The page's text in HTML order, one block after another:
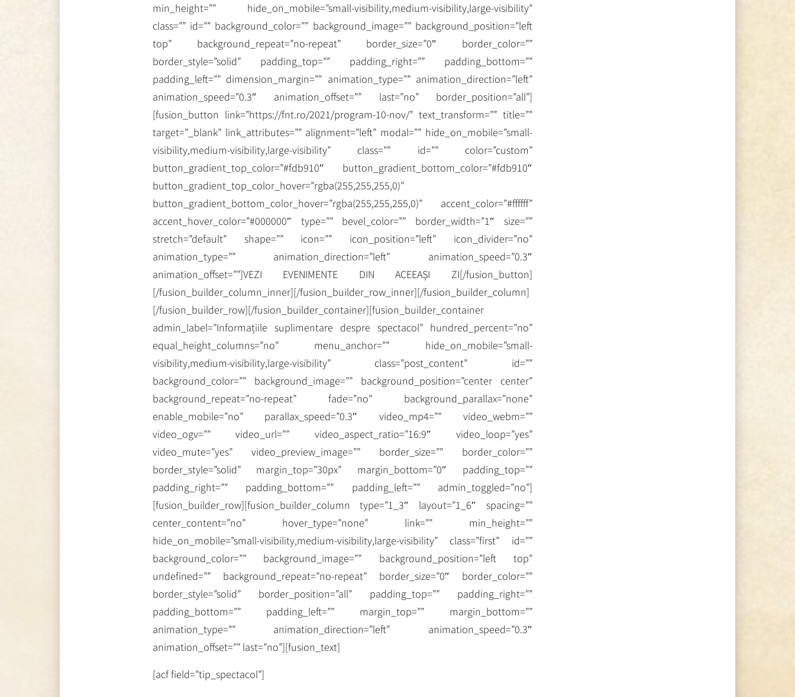
min_height=”” hide_on_mobile=”small-visibility,medium-visibility,large-visibility”
class=”” id=”” background_color=”” background_image=”” background_position=”left
top” background_repeat=”no-repeat” border_size=”0″ border_color=””
border_style=”solid” padding_top=”” padding_right=”” padding_bottom=””
padding_left=”” dimension_margin=”” animation_type=”” animation_direction=”left”
animation_speed=”0.3″ animation_offset=”” last=”no” border_position=”all”]
[fusion_button link=”https://fnt.ro/2021/program-10-nov/” text_transform=”” title=””
target=”_blank” link_attributes=”” alignment=”left” modal=”” hide_on_mobile=”small-
visibility,medium-visibility,large-visibility” class=”” id=”” color=”custom”
button_gradient_top_color=”#fdb910″ button_gradient_bottom_color=”#fdb910″
button_gradient_top_color_hover=”rgba(255,255,255,0)”
button_gradient_bottom_color_hover=”rgba(255,255,255,0)” accent_color=”#ffffff”
accent_hover_color=”#000000″ type=”” bevel_color=”” border_width=”1″ size=””
stretch=”default” shape=”” icon=”” icon_position=”left” icon_divider=”no”
animation_type=”” animation_direction=”left” animation_speed=”0.3″
animation_offset=””]VEZI EVENIMENTE DIN ACEEAȘI ZI[/fusion_button]
[/fusion_builder_column_inner][/fusion_builder_row_inner][/fusion_builder_column]
[/fusion_builder_row][/fusion_builder_container][fusion_builder_container
admin_label=”Informațiile suplimentare despre spectacol” hundred_percent=”no”
equal_height_columns=”no” menu_anchor=”” hide_on_mobile=”small-
visibility,medium-visibility,large-visibility” class=”post_content” id=””
background_color=”” background_image=”” background_position=”center center”
background_repeat=”no-repeat” fade=”no” background_parallax=”none”
enable_mobile=”no” parallax_speed=”0.3″ video_mp4=”” video_webm=””
video_ogv=”” video_url=”” video_aspect_ratio=”16:9″ video_loop=”yes”
video_mute=”yes” video_preview_image=”” border_size=”” border_color=””
border_style=”solid” margin_top=”30px” margin_bottom=”0″ padding_top=””
padding_right=”” padding_bottom=”” padding_left=”” admin_toggled=”no”]
[fusion_builder_row][fusion_builder_column type=”1_3″ layout=”1_6″ spacing=””
center_content=”no” hover_type=”none” link=”” min_height=””
hide_on_mobile=”small-visibility,medium-visibility,large-visibility” class=”first” id=””
background_color=”” background_image=”” background_position=”left top”
undefined=”” background_repeat=”no-repeat” border_size=”0″ border_color=””
border_style=”solid” border_position=”all” padding_top=”” padding_right=””
padding_bottom=”” padding_left=”” margin_top=”” margin_bottom=””
animation_type=”” animation_direction=”left” animation_speed=”0.3″
animation_offset=”” last=”no”][fusion_text]
[acf field=”tip_spectacol”]